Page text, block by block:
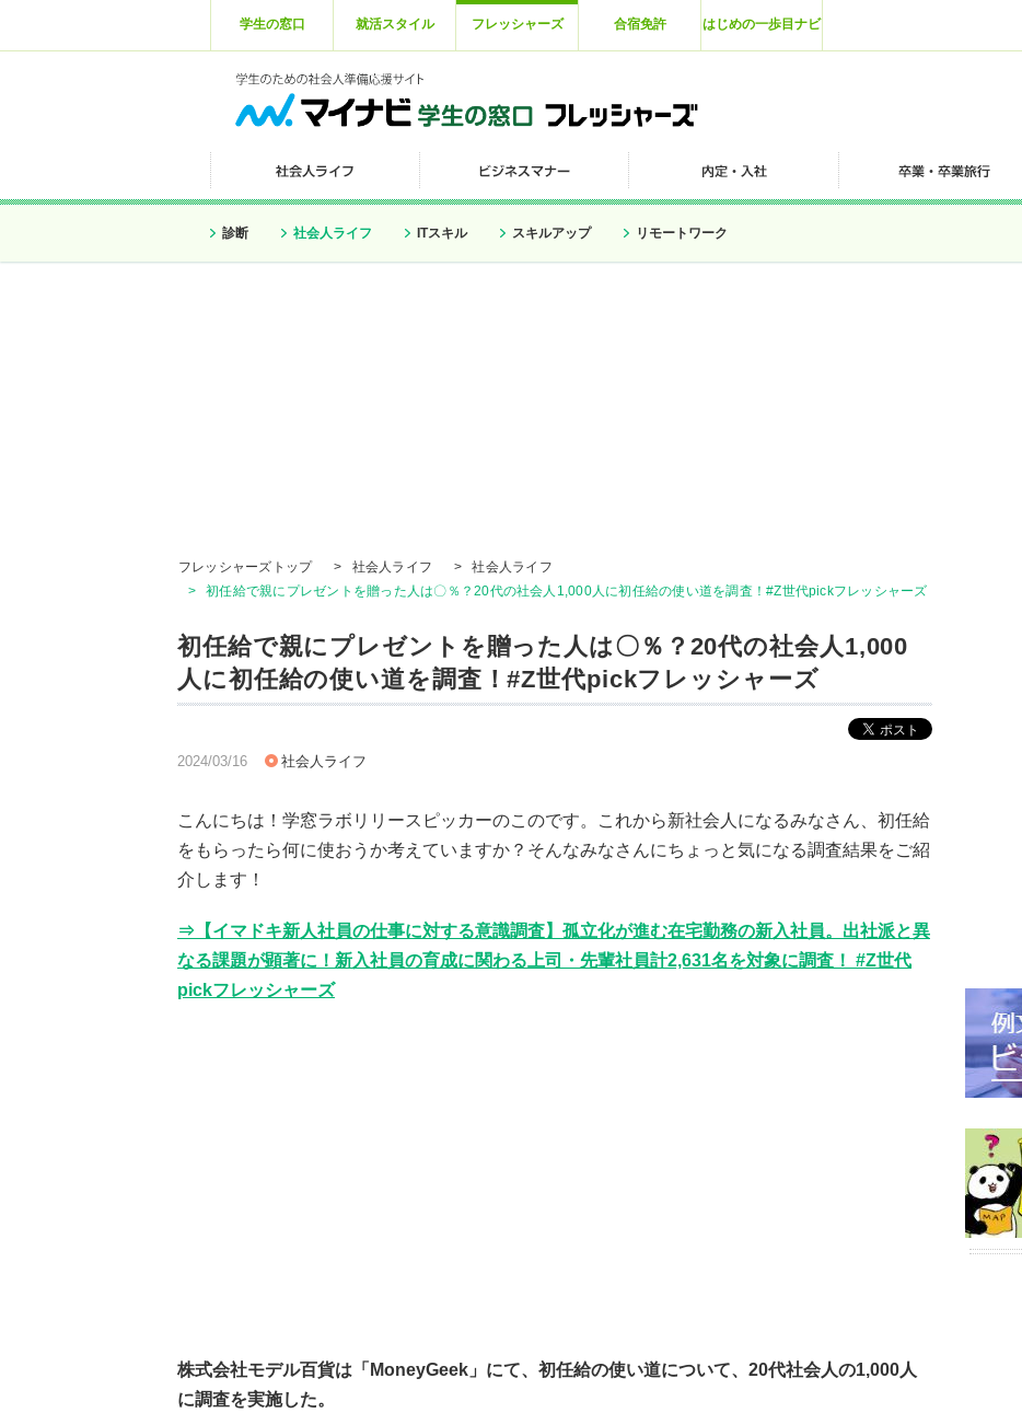
学生の窓口 就活スタイル フレッシャーズ 合宿免許 はじめの一歩目ナビ
診断 社会人ライフ ITスキル スキルアップ リモートワーク
フレッシャーズトップ > 社会人ライフ >
社会人ライフ
>
初任給で親にプレゼントを贈った人は〇％？20代の社会人1,000人に初任給の使い道を調査！#Z世代pickフレッシャーズ
初任給で親にプレゼントを贈った人は〇％？20代の社会人1,000
人に初任給の使い道を調査！#Z世代pickフレッシャーズ
2024/03/16 社会人ライフ
こんにちは！学窓ラボリリースピッカーのこのです。これから新社会人になるみなさん、初任給
をもらったら何に使おうか考えていますか？そんなみなさんにちょっと気になる調査結果をご紹
介します！
⇒【イマドキ新人社員の仕事に対する意識調査】孤立化が進む在宅勤務の新入社員。出社派と異
なる課題が顕著に！新入社員の育成に関わる上司・先輩社員計2,631名を対象に調査！ #Z世代
pickフレッシャーズ
株式会社モデル百貨は「MoneyGeek」にて、初任給の使い道について、20代社会人の1,000人
に調査を実施した。